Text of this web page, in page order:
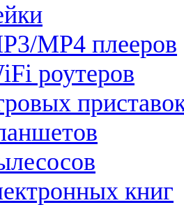
MP4 плееров
роутеров
книг